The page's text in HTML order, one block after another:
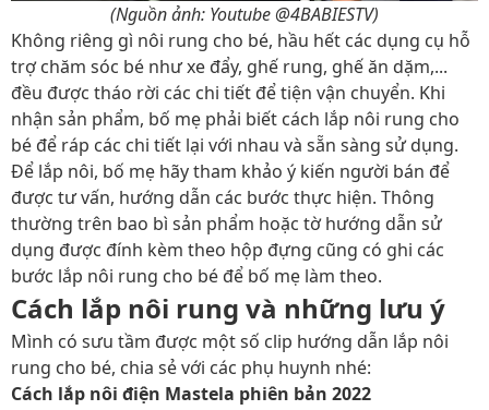
(Nguồn ảnh: Youtube @4BABIESTV)
Không riêng gì nôi rung cho bé, hầu hết các dụng cụ hỗ
trợ chăm sóc bé như xe đẩy, ghế rung, ghế ăn dặm,...
đều được tháo rời các chi tiết để tiện vận chuyển. Khi
nhận sản phẩm, bố mẹ phải biết cách lắp nôi rung cho
bé để ráp các chi tiết lại với nhau và sẵn sàng sử dụng.
Để lắp nôi, bố mẹ hãy tham khảo ý kiến người bán để
được tư vấn, hướng dẫn các bước thực hiện. Thông
thường trên bao bì sản phẩm hoặc tờ hướng dẫn sử
dụng được đính kèm theo hộp đựng cũng có ghi các
bước lắp nôi rung cho bé để bố mẹ làm theo.
Cách lắp nôi rung và những lưu ý
Mình có sưu tầm được một số clip hướng dẫn lắp nôi
rung cho bé, chia sẻ với các phụ huynh nhé:
Cách lắp nôi điện Mastela phiên bản 2022